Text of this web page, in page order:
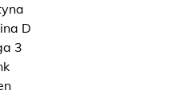
D
3